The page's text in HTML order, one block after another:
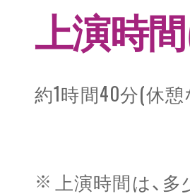
上演時
約1時間40分(休
上演時間は、